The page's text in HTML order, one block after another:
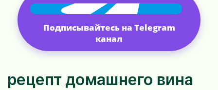
Подписывайтесь на Telegram
канал
рецепт домашнего вина